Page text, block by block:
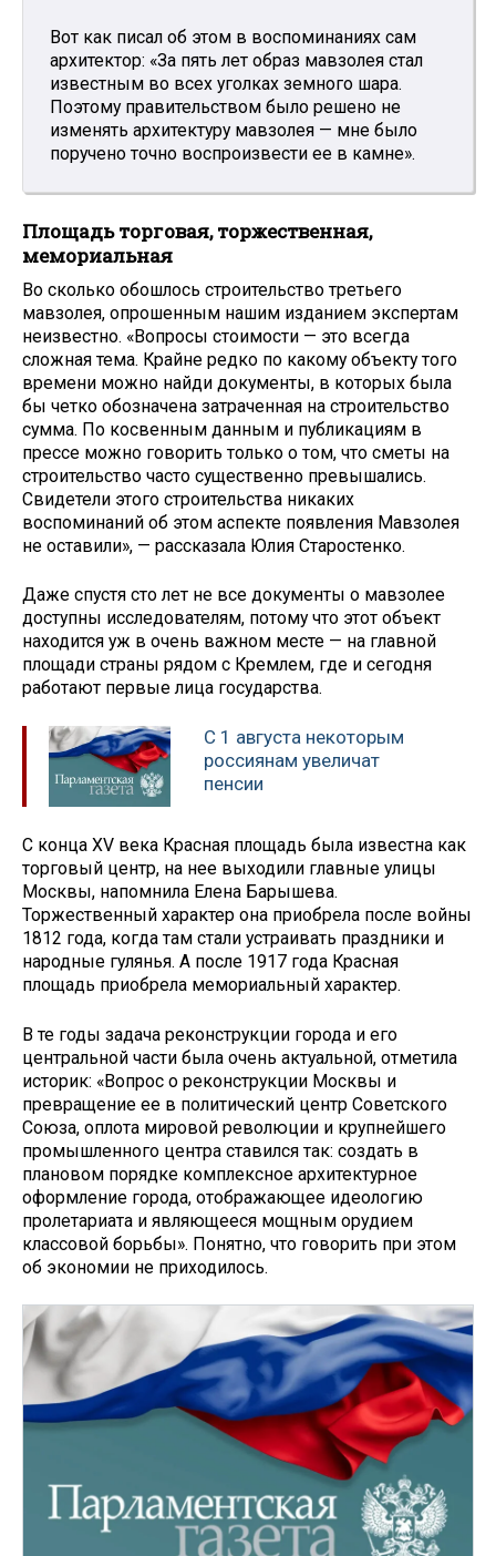
Вот как писал об этом в воспоминаниях сам
архитектор: «За пять лет образ мавзолея стал
известным во всех уголках земного шара.
Поэтому правительством было решено не
изменять архитектуру мавзолея — мне было
поручено точно воспроизвести ее в камне».
Площадь торговая, торжественная,
мемориальная
Во сколько обошлось строительство третьего
мавзолея, опрошенным нашим изданием экспертам
неизвестно. «Вопросы стоимости — это всегда
сложная тема. Крайне редко по какому объекту того
времени можно найди документы, в которых была
бы четко обозначена затраченная на строительство
сумма. По косвенным данным и публикациям в
прессе можно говорить только о том, что сметы на
строительство часто существенно превышались.
Свидетели этого строительства никаких
воспоминаний об этом аспекте появления Мавзолея
не оставили», — рассказала Юлия Старостенко.
Даже спустя сто лет не все документы о мавзолее
доступны исследователям, потому что этот объект
находится уж в очень важном месте — на главной
площади страны рядом с Кремлем, где и сегодня
работают первые лица государства.
С 1 августа некоторым
россиянам увеличат
пенсии
С конца XV века Красная площадь была известна как
торговый центр, на нее выходили главные улицы
Москвы, напомнила Елена Барышева.
Торжественный характер она приобрела после войны
1812 года, когда там стали устраивать праздники и
народные гулянья. А после 1917 года Красная
площадь приобрела мемориальный характер.
В те годы задача реконструкции города и его
центральной части была очень актуальной, отметила
историк: «Вопрос о реконструкции Москвы и
превращение ее в политический центр Советского
Союза, оплота мировой революции и крупнейшего
промышленного центра ставился так: создать в
плановом порядке комплексное архитектурное
оформление города, отображающее идеологию
пролетариата и являющееся мощным орудием
классовой борьбы». Понятно, что говорить при этом
об экономии не приходилось.